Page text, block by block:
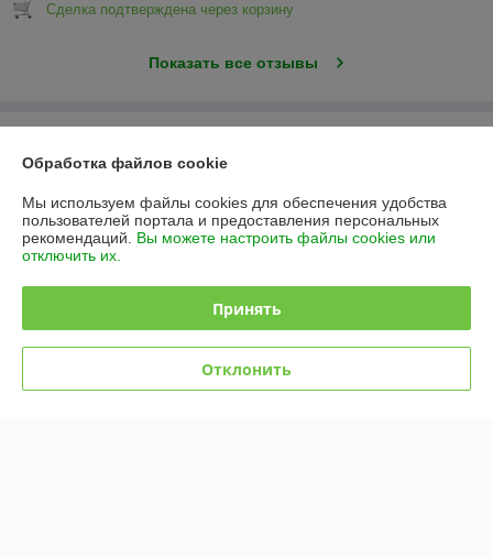
Сделка подтверждена через корзину
Показать все отзывы
Доставка и оплата
График работы
Полная версия сайта
Политика обработки cookies
Обработка файлов cookie
Мы используем файлы cookies для обеспечения удобства
пользователей портала и предоставления персональных
рекомендаций. Вы можете настроить файлы cookies или
отключить их.
Принять
Отклонить